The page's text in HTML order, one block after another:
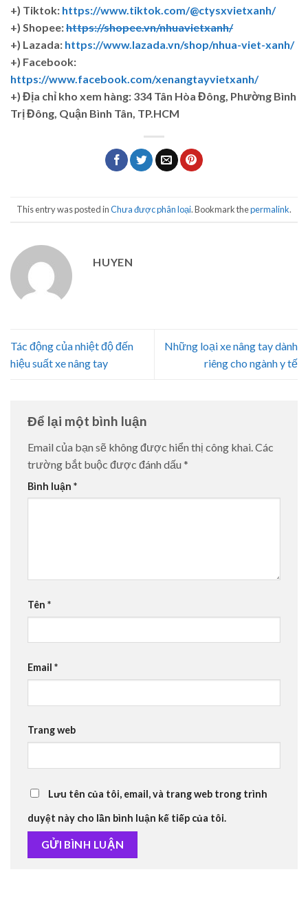
+) Tiktok: https://www.tiktok.com/@ctysxvietxanh/
+) Shopee:https://shopee.vn/nhuavietxanh/
+) Lazada: https://www.lazada.vn/shop/nhua-viet-xanh/
+) Facebook:
https://www.facebook.com/xenangtayvietxanh/
+) Địa chỉ kho xem hàng: 334 Tân Hòa Đông, Phường Bình
Trị Đông, Quận Bình Tân, TP.HCM
This entry was posted inChưa được phân loại. Bookmark thepermalink.
HUYEN
Tác động của nhiệt độ đến
hiệu suất xe nâng tay
Những loại xe nâng tay dành
riêng cho ngành y tế
Để lại một bình luận
Email của bạn sẽ không được hiển thị công khai. Các
trường bắt buộc được đánh dấu *
Bình luận *
Tên *
Email *
Trang web
Lưu tên của tôi, email, và trang web trong trình
duyệt này cho lần bình luận kế tiếp của tôi.